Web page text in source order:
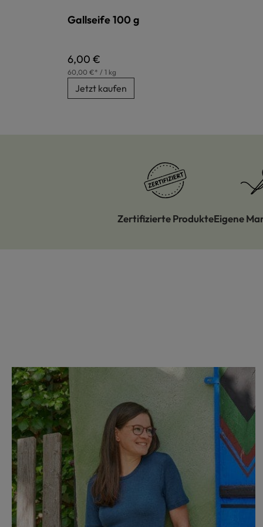
Gallseife 100 g
Regulärer Preis:
6,00 €
60,00 €* / 1 kg
Jetzt kaufen
Zertifizierte ProdukteEigene